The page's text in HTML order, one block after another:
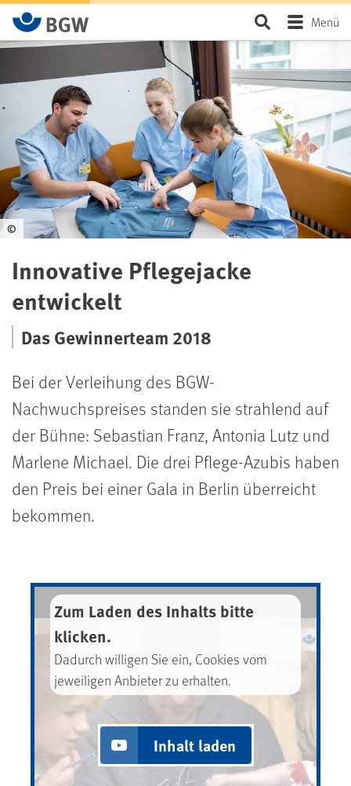
Zum Hauptinhalt springen SeiteMenü
©
Innovative Pflegejacke
entwickelt
Das Gewinnerteam 2018
Bei der Verleihung des BGW-
Nachwuchspreises standen sie strahlend auf
der Bühne: Sebastian Franz, Antonia Lutz und
Marlene Michael. Die drei Pflege-Azubis haben
den Preis bei einer Gala in Berlin überreicht
bekommen.
Zum Laden des Inhalts bitte
klicken.
Dadurch willigen Sie ein, Cookies vom
jeweiligen Anbieter zu erhalten.
Inhalt laden